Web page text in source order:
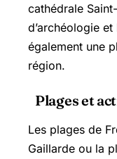
cathédrale
d’archéologie
également une
région.
Plages et
Les plages de
Gaillarde ou la